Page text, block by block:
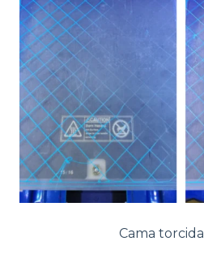
Cama torcida